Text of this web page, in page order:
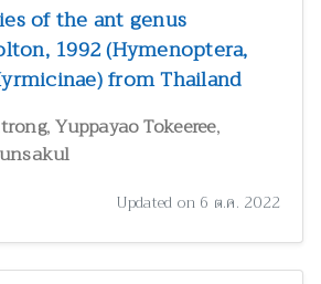
of the ant genus
1992 (Hymenoptera,
from Thailand
,Yuppayao Tokeeree,
Updated on 6 ต.ค. 2022
ฑ์จากสัตว์
ษย์